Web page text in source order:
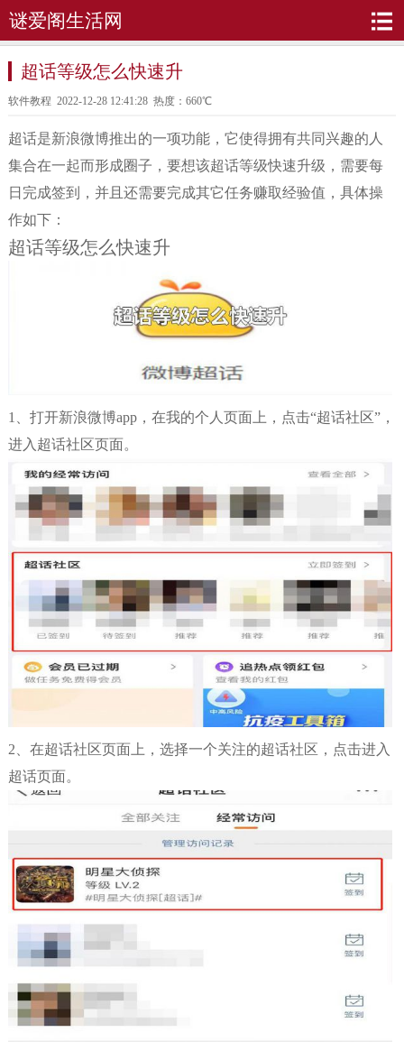
谜爱阁生活网
超话等级怎么快速升
软件教程 2022-12-28 12:41:28 热度：660℃
超话是新浪微博推出的一项功能，它使得拥有共同兴趣的人
集合在一起而形成圈子，要想该超话等级快速升级，需要每
日完成签到，并且还需要完成其它任务赚取经验值，具体操
作如下：
超话等级怎么快速升
1、打开新浪微博app，在我的个人页面上，点击“超话社区”，
进入超话社区页面。
2、在超话社区页面上，选择一个关注的超话社区，点击进入
超话页面。